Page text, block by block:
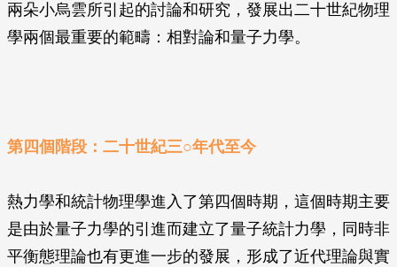
兩朵小烏雲所引起的討論和研究，發展出二十世紀物理
學兩個最重要的範疇：相對論和量子力學。
第四個階段：二十世紀三○年代至今
熱力學和統計物理學進入了第四個時期，這個時期主要
是由於量子力學的引進而建立了量子統計力學，同時非
平衡態理論也有更進一步的發展，形成了近代理論與實